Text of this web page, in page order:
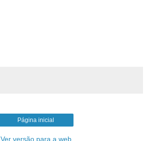
Página inicial
Ver versão para a web